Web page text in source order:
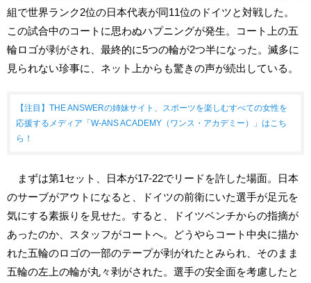
組で世界ランク2位の日本代表が同11位のドイツと対戦した。
この試合中のコートに思わぬハプニングが発生。コート上の五
輪ロゴが剥がされ、最終的に5つの輪が2つ半になった。滅多に
見られない珍事に、ネット上からも驚きの声が続出している。
【注目】THE ANSWERの姉妹サイト、スポーツを楽しむすべての女性を
応援するメディア「W-ANS ACADEMY（ワンス・アカデミー）」はこち
ら！
まずは第1セット、日本が17-22でリードを許した場面。日本
のサーブがアウトになると、ドイツの前衛にいた選手が足元を
気にする素振りを見せた。すると、ドイツベンチからの指摘が
あったのか、スタッフがコートへ。どうやらコート中央に描か
れた五輪のロゴの一部のテープが剥がれたとみられ、そのまま
五輪の左上の輪が丸々剥がされた。選手の安全面を考慮したと